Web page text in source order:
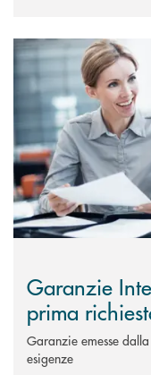
Scopri di più Garanzie
Garanzie
prima
Garanzie emesse
esigenze